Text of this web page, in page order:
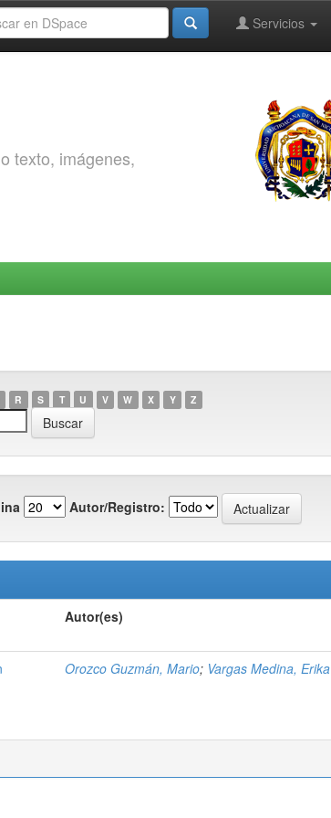
Servicios
texto, imágenes,
R S T U V W X Y Z
Autor/Registro:
Autor(es)
Orozco Guzmán, Mario; Vargas Medina, Erika